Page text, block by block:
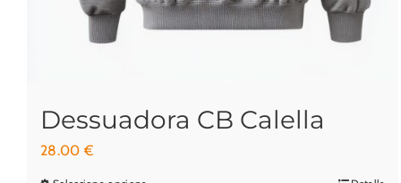
Dessuadora CB Calella
28.00€